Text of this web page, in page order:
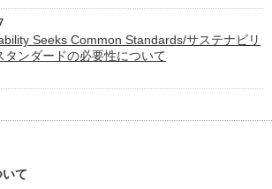
Seeks Common Standards/サステナビリ
タンダードの必要性について
て